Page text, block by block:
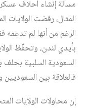
مسألة إنشاء أحلاف
المثال، رفضت
الرغم من أنها لم
بأيدي لندن، وتحفّظ
السعودية السلبية بحلف
فالعلاقة بين
إن محاولات الولايات